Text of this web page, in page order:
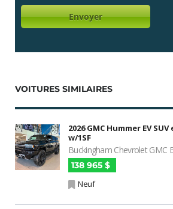
VOITURES SIMILAIRES
2026 GMC Hummer EV
w/1SF
Buckingham Chevrolet GMC
138 965 $
Neuf